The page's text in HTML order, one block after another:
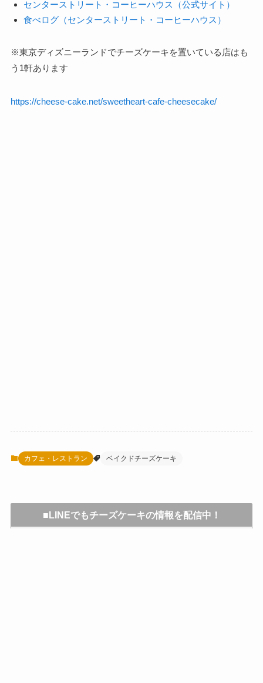
センターストリート・コーヒーハウス（公式サイト）
食べログ（センターストリート・コーヒーハウス）
※東京ディズニーランドでチーズケーキを置いている店はも
う1軒あります
https://cheese-cake.net/sweetheart-cafe-cheesecake/
カフェ・レストラン ベイクドチーズケーキ
■LINEでもチーズケーキの情報を配信中！